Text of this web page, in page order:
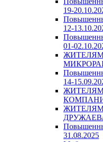
19-
12-
01-
ЖИТЕЛЯМ
14-
31.08.2025